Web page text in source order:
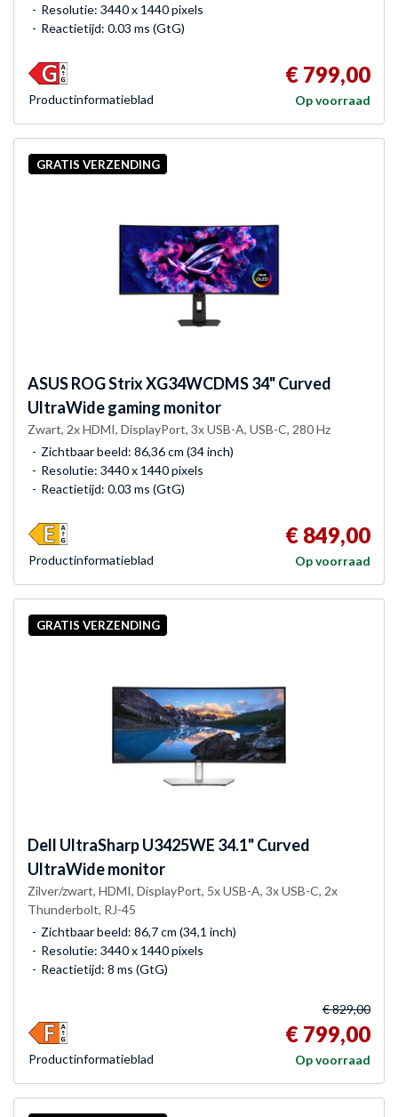
Resolutie: 3440 x 1440 pixels
Reactietijd: 0.03 ms (GtG)
€ 799,00
Op voorraad
Product­informatieblad
GRATIS VERZENDING
ASUSROG Strix XG34WCDMS 34" Curved
UltraWide gaming monitor
Zwart, 2x HDMI, DisplayPort, 3x USB-A, USB-C, 280 Hz
Zichtbaar beeld: 86,36 cm (34 inch)
Resolutie: 3440 x 1440 pixels
Reactietijd: 0.03 ms (GtG)
€ 849,00
Op voorraad
Product­informatieblad
GRATIS VERZENDING
Dell UltraSharp U3425WE 34.1" Curved
UltraWide monitor
Zilver/zwart, HDMI, DisplayPort, 5x USB-A, 3x USB-C, 2x
Thunderbolt, RJ-45
Zichtbaar beeld: 86,7 cm (34,1 inch)
Resolutie: 3440 x 1440 pixels
Reactietijd: 8 ms (GtG)
€ 829,00
€ 799,00
Op voorraad
Product­informatieblad